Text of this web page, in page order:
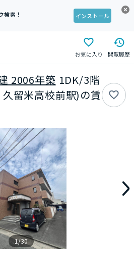
検索！
インストール
お気に入り 閲覧履歴
2006年築 1DK/3階
留米高校前駅)の賃
1/30